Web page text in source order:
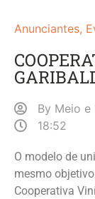
Anunciantes,
By Meio e
18:52
O modelo de
mesmo
Cooperativa